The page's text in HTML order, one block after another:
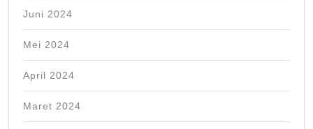
Juni 2024
Mei 2024
April 2024
Maret 2024